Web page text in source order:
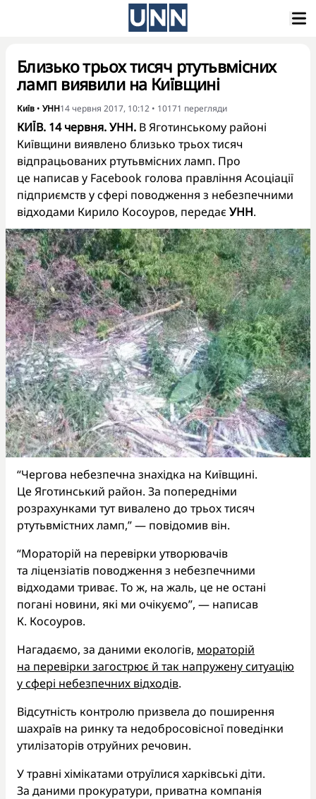
Близько трьох тисяч ртутьвмісних
ламп виявили на Київщині
Київ • УНН14 червня 2017, 10:12 • 10171 перегляди
КИЇВ. 14 червня. УНН. В Яготинському районі
Київщини виявлено близько трьох тисяч
відпрацьованих ртутьвмісних ламп. Про
це написав у Facebook голова правління Асоціації
підприємств у сфері поводження з небезпечними
відходами Кирило Косоуров, передає УНН.
“Чергова небезпечна знахідка на Київщині.
Це Яготинський район. За попередніми
розрахунками тут вивалено до трьох тисяч
ртутьвмістних ламп,” — повідомив він.
“Мораторій на перевірки утворювачів
та ліцензіатів поводження з небезпечними
відходами триває. То ж, на жаль, це не остані
погані новини, які ми очікуємо”, — написав
К. Косоуров.
Нагадаємо, за даними екологів, мораторій
на перевірки загострює й так напружену ситуацію
у сфері небезпечних відходів.
Відсутність контролю призвела до поширення
шахраїв на ринку та недобросовісної поведінки
утилізаторів отруйних речовин.
У травні хімікатами отруїлися харківські діти.
За даними прокуратури, приватна компанія